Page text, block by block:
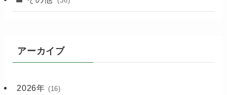
アーカイブ
2026年 (16)